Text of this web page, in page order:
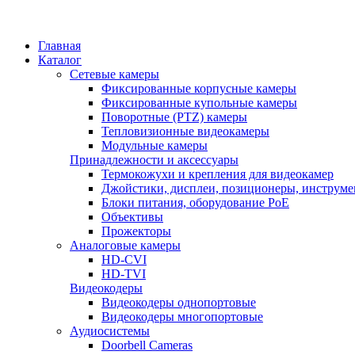
Главная
Каталог
Сетевые камеры
Фиксированные корпусные камеры
Фиксированные купольные камеры
Поворотные (PTZ) камеры
Тепловизионные видеокамеры
Модульные камеры
Принадлежности и аксессуары
Термокожухи и крепления для видеокамер
Джойстики, дисплеи, позиционеры,
Блоки питания, оборудование PoE
Объективы
Прожекторы
Аналоговые камеры
HD-CVI
HD-TVI
Видеокодеры
Видеокодеры однопортовые
Видеокодеры многопортовые
Аудиосистемы
Doorbell Cameras